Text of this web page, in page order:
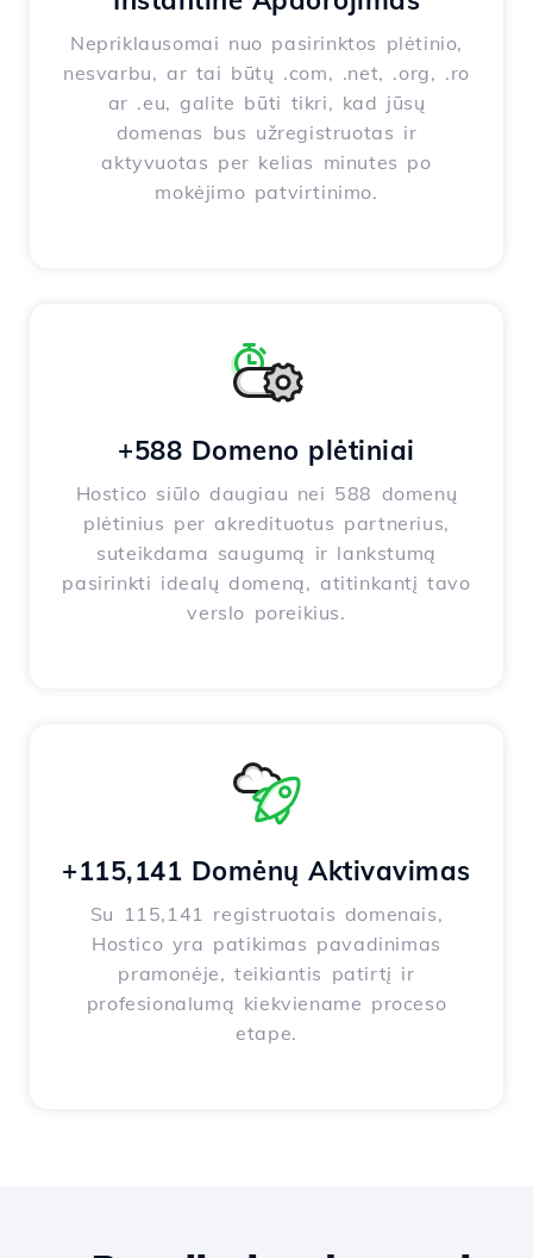
Nepriklausomai nuo pasirinktos plėtinio,
nesvarbu, ar tai būtų .com, .net, .org, .ro
ar .eu, galite būti tikri, kad jūsų
domenas bus užregistruotas ir
aktyvuotas per kelias minutes po
mokėjimo patvirtinimo.
+588 Domeno plėtiniai
Hostico siūlo daugiau nei 588 domenų
plėtinius per akredituotus partnerius,
suteikdama saugumą ir lankstumą
pasirinkti idealų domeną, atitinkantį tavo
verslo poreikius.
+115,141 Domėnų Aktivavimas
Su 115,141 registruotais domenais,
Hostico yra patikimas pavadinimas
pramonėje, teikiantis patirtį ir
profesionalumą kiekviename proceso
etape.